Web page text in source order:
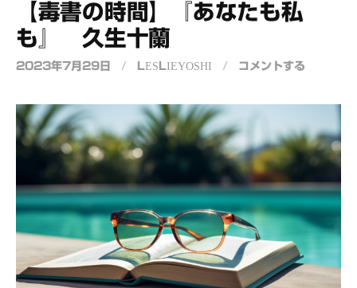
【毒書の時間】『あなたも私
も』 久生十蘭
2023年7月29日 / LESLIEYOSHI / コメントする